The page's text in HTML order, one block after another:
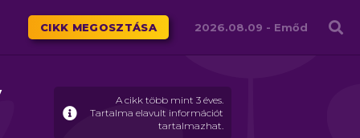
Családháló
CIKK MEGOSZTÁSA 2026.08.09 - Emőd
A cikk több mint 3 éves.
Tartalma elavult információt
tartalmazhat.